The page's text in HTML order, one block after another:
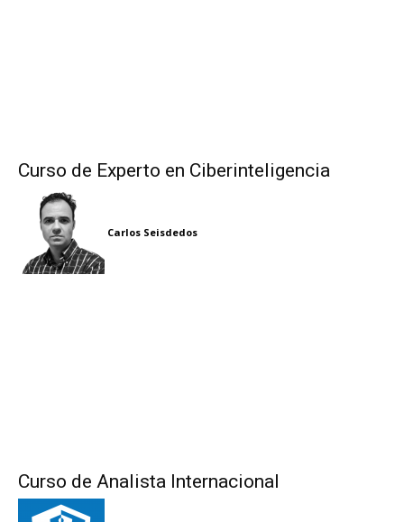
Curso de Experto en Ciberinteligencia
Carlos Seisdedos
Curso de Analista Internacional